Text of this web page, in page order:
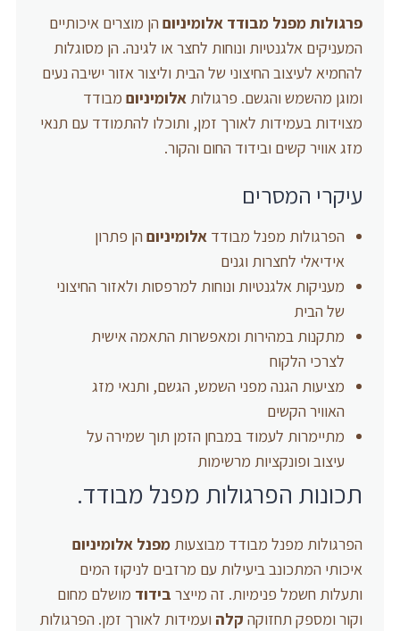
פרגולות מפנל מבודד אלומיניוםהן מוצרים איכותיים
המעניקים אלגנטיות ונוחות לחצר או לגינה. הן מסוגלות
להחמיא לעיצוב החיצוני של הבית וליצור אזור ישיבה נעים
ומוגן מהשמש והגשם. פרגולות אלומיניוםמבודד
מצוידות בעמידות לאורך זמן, ותוכלו להתמודד עם תנאי
מזג אוויר קשים ובידוד החום והקור.
עיקרי המסרים
הפרגולות מפנל מבודד אלומיניוםהן פתרון
אידיאלי לחצרות וגנים
מעניקות אלגנטיות ונוחות למרפסות ולאזור החיצוני
של הבית
מתקנות במהירות ומאפשרות התאמה אישית
לצרכי הלקוח
מציעות הגנה מפני השמש, הגשם, ותנאי מזג
האוויר הקשים
מתיימרות לעמוד במבחן הזמן תוך שמירה על
עיצוב ופונקציות מרשימות
תכונות הפרגולות מפנל מבודד.
הפרגולות מפנל מבודד מבוצעות מפנל אלומיניום
איכותי המתכונב ביעילות עם מרזבים לניקוז המים
ותעלות חשמל פנימיות. זה מייצר בידוד מושלם מחום
וקור ומספק תחזוקה קלה ועמידות לאורך זמן. הפרגולות